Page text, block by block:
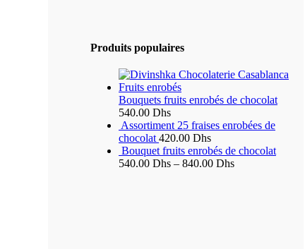
Produits populaires
Bouquets fruits enrobés de chocolat
540.00 Dhs
Assortiment 25 fraises enrobées de
chocolat 420.00 Dhs
Bouquet fruits enrobés de chocolat
540.00 Dhs – 840.00 Dhs